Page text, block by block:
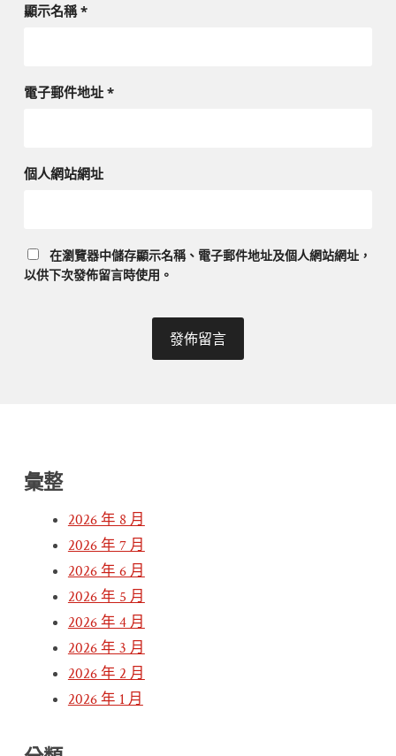
顯示名稱*
電子郵件地址 *
個人網站網址
在瀏覽器中儲存顯示名稱、電子郵件地址及個人網站網址，
以供下次發佈留言時使用。
彙整
2026 年 8 月
2026 年 7 月
2026 年 6 月
2026 年 5 月
2026 年 4 月
2026 年 3 月
2026 年 2 月
2026 年 1 月